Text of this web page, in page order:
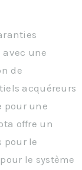
avec une
de
acquéreurs
pour une
offre un
pour le
le système